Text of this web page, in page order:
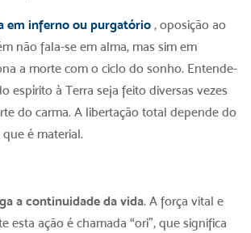
em inferno ou purgatório , oposição ao
não fala-se em alma, mas sim em
a morte com o ciclo do sonho. Entende-
espírito à Terra seja feito diversas vezes
do carma. A libertação total depende do
é material.
a continuidade da vida. A força vital e
esta ação é chamada “ori”, que significa